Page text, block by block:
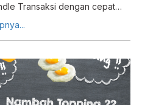
Transaksi dengan cepat
versi Android Erzap hanya
pada OS Android, akan tetapi
POS Erzap Android
Emulator karena Erzap
secara efektif